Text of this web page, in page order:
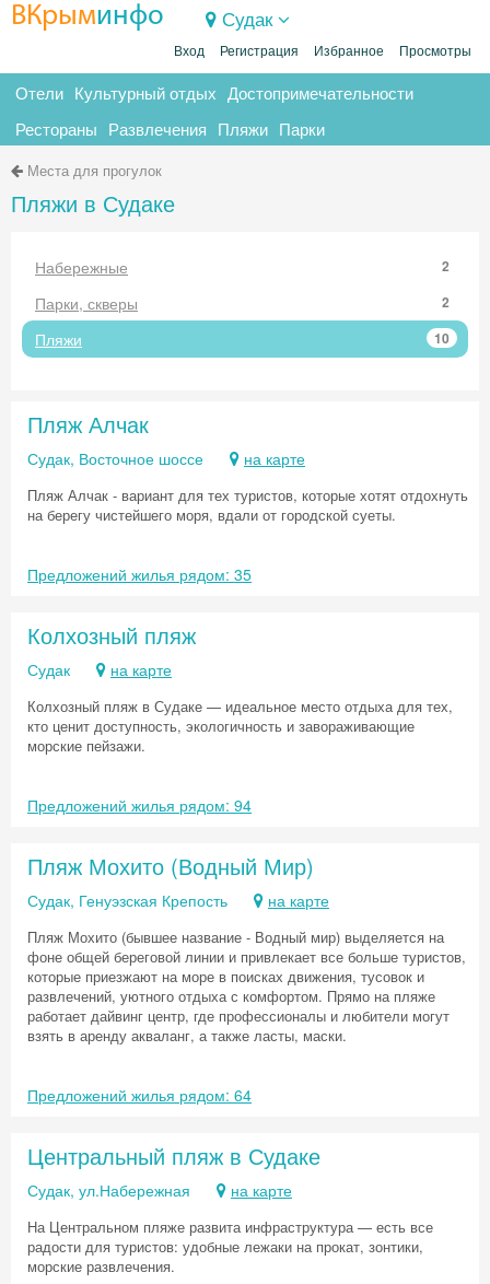
ВКрыминфо Судак
Вход Регистрация Избранное Просмотры
Отели Культурный отдых Достопримечательности
Рестораны Развлечения Пляжи Парки
Места для прогулок
Пляжи в Судаке
Набережные 2
Парки, скверы 2
Пляжи 10
Пляж Алчак
Судак, Восточное шоссе на карте
Пляж Алчак - вариант для тех туристов, которые хотят отдохнуть
на берегу чистейшего моря, вдали от городской суеты.
Предложений жилья рядом: 35
Колхозный пляж
Судак на карте
Колхозный пляж в Судаке — идеальное место отдыха для тех,
кто ценит доступность, экологичность и завораживающие
морские пейзажи.
Предложений жилья рядом: 94
Пляж Мохито (Водный Мир)
Судак, Генуэзская Крепость на карте
Пляж Мохито (бывшее название - Водный мир) выделяется на
фоне общей береговой линии и привлекает все больше туристов,
которые приезжают на море в поисках движения, тусовок и
развлечений, уютного отдыха с комфортом. Прямо на пляже
работает дайвинг центр, где профессионалы и любители могут
взять в аренду акваланг, а также ласты, маски.
Предложений жилья рядом: 64
Центральный пляж в Судаке
Судак, ул.Набережная на карте
На Центральном пляже развита инфраструктура — есть все
радости для туристов: удобные лежаки на прокат, зонтики,
морские развлечения.